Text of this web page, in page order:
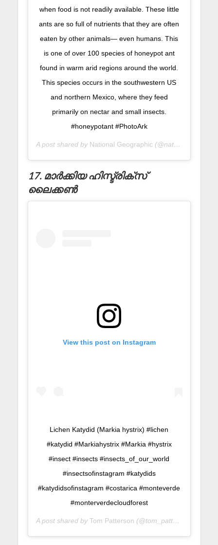
when food is not readily available. These little
ants are so full of nutrients that they are often
eaten by other animals— even humans. This
is one of over 100 species of honeypot ant
found in warm arid regions around the world.
This species occurs in the southwestern US
and northern Mexico, where they feed
primarily on nectar and small insects.
#honeypotant #PhotoArk
A post shared by National Geographic(@natgeo) on
17. മാർക്കിയ ഹിസ്ട്രിക്സ്
ലൈക്കൺ
View this post on Instagram
Lichen Katydid (Markia hystrix) #lichen
#katydid #Markiahystrix #Markia #hystrix
#insect #insects #insects_of_our_world
#insectsofinstagram #katydids
#katydidsofinstagram #costarica #monteverde
#monterverdecloudforest
A post shared by Tom Patterson (@tom_patterson_hates_your_guts) on